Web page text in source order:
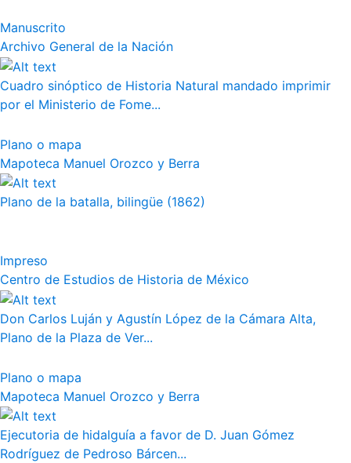
Manuscrito
Archivo General de la Nación
Cuadro sinóptico de Historia Natural mandado imprimir
por el Ministerio de Fome...
Plano o mapa
Mapoteca Manuel Orozco y Berra
Plano de la batalla, bilingüe (1862)
Impreso
Centro de Estudios de Historia de México
Don Carlos Luján y Agustín López de la Cámara Alta,
Plano de la Plaza de Ver...
Plano o mapa
Mapoteca Manuel Orozco y Berra
Ejecutoria de hidalguía a favor de D. Juan Gómez
Rodríguez de Pedroso Bárcen...